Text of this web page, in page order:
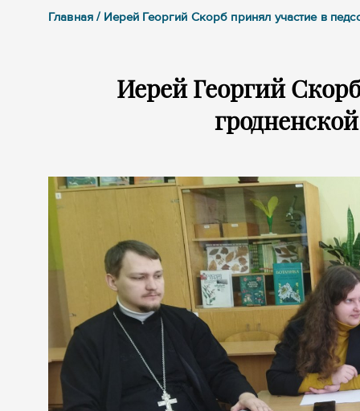
Главная / Иерей Георгий Скорб принял участие в
Иерей Георгий